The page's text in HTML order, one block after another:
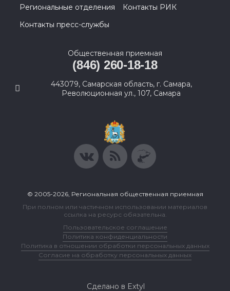
Региональные отделения
Контакты РИК
Контакты пресс-службы
Общественная приемная
(846) 260-18-18
443079, Самарская область, г. Самара,
Революционная ул., 107, Самара
© 2005-2026, Региональная общественная приемная
При полном или частичном использовании материалов
ссылка на ресурс обязательна.
Пользовательское соглашение
Политика конфиденциальности
Политика в отношении обработки персональных данных
Согласие на обработку персональных данных
Сделано в Extyl